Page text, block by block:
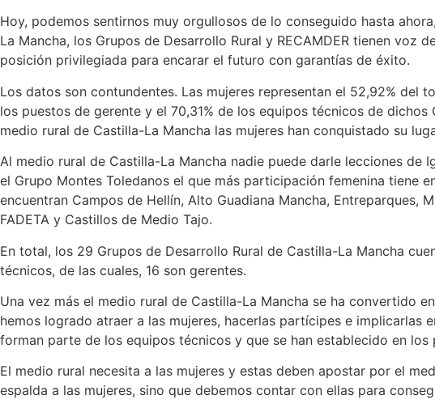
Hoy, podemos sentirnos muy orgullosos de lo conseguido hasta
La Mancha, los Grupos de Desarrollo Rural y RECAMDER tienen voz
posición privilegiada para encarar el futuro con garantías de éxito.
Los datos son contundentes. Las mujeres representan el 52,92% del
los puestos de gerente y el 70,31% de los equipos técnicos de
medio rural de Castilla-La Mancha las mujeres han conquistado su
Al medio rural de Castilla-La Mancha nadie puede darle lecciones de
el Grupo Montes Toledanos el que más participación femenina tiene
encuentran Campos de Hellín, Alto Guadiana Mancha, Entreparques,
FADETA y Castillos de Medio Tajo.
En total, los 29 Grupos de Desarrollo Rural de Castilla-La Mancha
técnicos, de las cuales, 16 son gerentes.
Una vez más el medio rural de Castilla-La Mancha se ha convertido
hemos logrado atraer a las mujeres, hacerlas partícipes e
forman parte de los equipos técnicos y que se han establecido en los
El medio rural necesita a las mujeres y estas deben apostar por el
espalda a las mujeres, sino que debemos contar con ellas para